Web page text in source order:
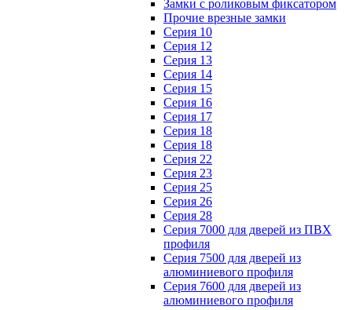
Замки с роликовым фиксатором
Прочие врезные замки
Серия 10
Серия 12
Серия 13
Серия 14
Серия 15
Серия 16
Серия 17
Серия 18
Серия 18
Серия 22
Серия 23
Серия 25
Серия 26
Серия 28
Серия 7000 для дверей из ПВХ
профиля
Серия 7500 для дверей из
алюминиевого профиля
Серия 7600 для дверей из
алюминиевого профиля